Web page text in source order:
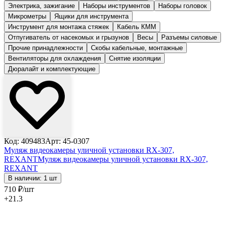
Электрика, зажигание
Наборы инструментов
Наборы головок
Микрометры
Ящики для инструмента
Инструмент для монтажа стяжек
Кабель КММ
Отпугиватель от насекомых и грызунов
Весы
Разъемы силовые
Прочие принадлежности
Скобы кабельные, монтажные
Вентиляторы для охлаждения
Снятие изоляции
Дюралайт и комплектующие
Код: 409483Арт: 45-0307
Муляж видеокамеры уличной установки RX-307,
REXANTМуляж видеокамеры уличной установки RX-307,
REXANT
В наличии: 1 шт
710 ₽/шт
+21.3